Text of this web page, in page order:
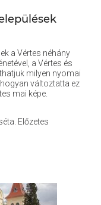
a Vértes néhány
a Vértes és
milyen nyomai
változtatta ez
mai képe.
Előzetes